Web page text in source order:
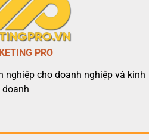
PRO
nghiệp cho doanh nghiệp và kinh
doanh